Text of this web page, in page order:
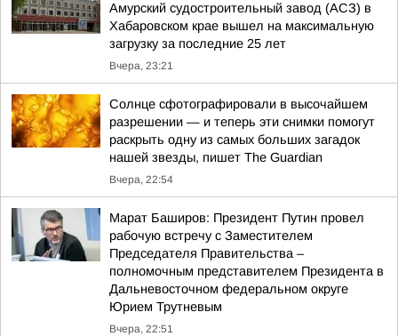
Амурский судостроительный завод (АСЗ) в
Хабаровском крае вышел на максимальную
загрузку за последние 25 лет
Вчера, 23:21
Солнце сфотографировали в высочайшем
разрешении — и теперь эти снимки помогут
раскрыть одну из самых больших загадок
нашей звезды, пишет The Guardian
Вчера, 22:54
Марат Баширов: Президент Путин провел
рабочую встречу с Заместителем
Председателя Правительства –
полномочным представителем Президента в
Дальневосточном федеральном округе
Юрием Трутневым
Вчера, 22:51